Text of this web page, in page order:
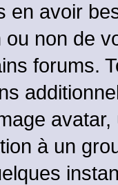
en avoir
non de
forums.
à un